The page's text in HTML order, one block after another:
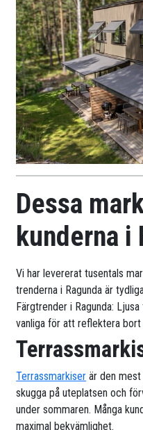
Dessa
kunderna i
Vi har levererat tusentals
trenderna i Ragunda är
Färgtrender i Ragunda:
vanliga för att reflektera
Terrassmarkiser är den mest
skugga på uteplatsen och
under sommaren. Många
maximal bekvämlighet.